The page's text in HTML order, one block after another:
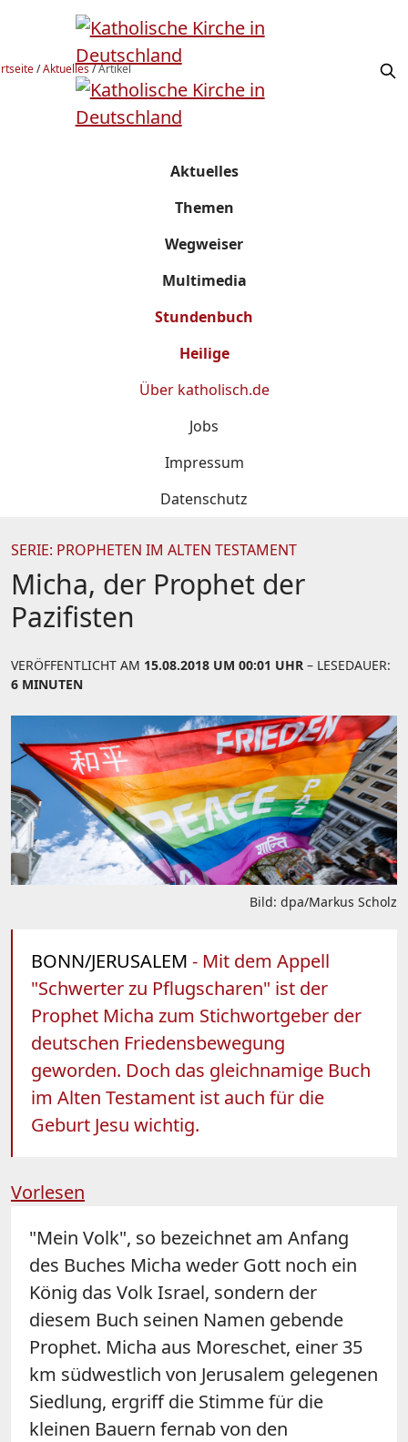
/Aktuelles/Artikel
Aktuelles
Themen
Wegweiser
Multimedia
Stundenbuch
Heilige
Über katholisch.de
Jobs
Impressum
Datenschutz
SERIE: PROPHETEN IM ALTEN TESTAMENT
Micha, der Prophet der
Pazifisten
VERÖFFENTLICHT AM 15.08.2018 UM 00:01 UHR – LESEDAUER:
6 MINUTEN
Bild: dpa/Markus Scholz
BONN/JERUSALEM - Mit dem Appell
"Schwerter zu Pflugscharen" ist der
Prophet Micha zum Stichwortgeber der
deutschen Friedensbewegung
geworden. Doch das gleichnamige Buch
im Alten Testament ist auch für die
Geburt Jesu wichtig.
Vorlesen
"Mein Volk", so bezeichnet am Anfang
des Buches Micha weder Gott noch ein
König das Volk Israel, sondern der
diesem Buch seinen Namen gebende
Prophet. Micha aus Moreschet, einer 35
km südwestlich von Jerusalem gelegenen
Siedlung, ergriff die Stimme für die
kleinen Bauern fernab von den